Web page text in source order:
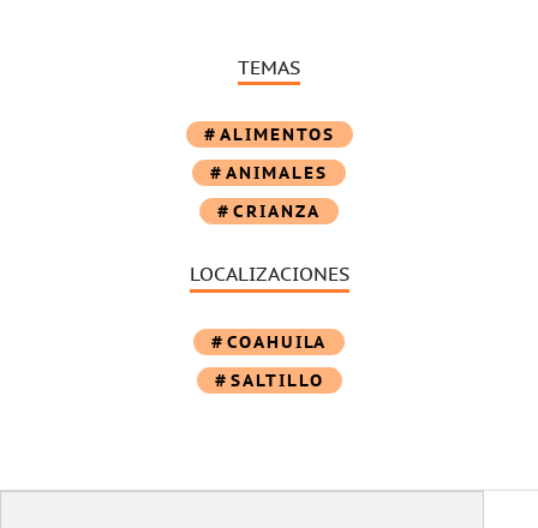
TEMAS
ALIMENTOS
ANIMALES
CRIANZA
LOCALIZACIONES
COAHUILA
SALTILLO